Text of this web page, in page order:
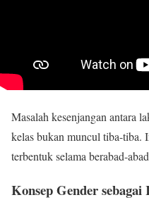
Masalah kesenjangan antara
kelas bukan muncul tiba-tiba.
terbentuk selama berabad-
Konsep Gender